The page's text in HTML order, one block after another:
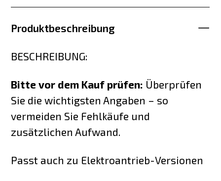
Produktbeschreibung
BESCHREIBUNG:
Bitte vor dem Kauf prüfen: Überprüfen
Sie die wichtigsten Angaben – so
vermeiden Sie Fehlkäufe und
zusätzlichen Aufwand.
Passt auch zu Elektroantrieb-Versionen